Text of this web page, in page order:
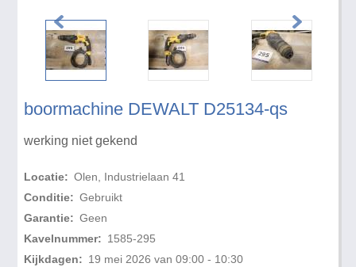
boormachine DEWALT D25134-qs
werking niet gekend
Locatie: Olen, Industrielaan 41
Conditie: Gebruikt
Garantie: Geen
Kavelnummer: 1585-295
Kijkdagen: 19 mei 2026 van 09:00 - 10:30